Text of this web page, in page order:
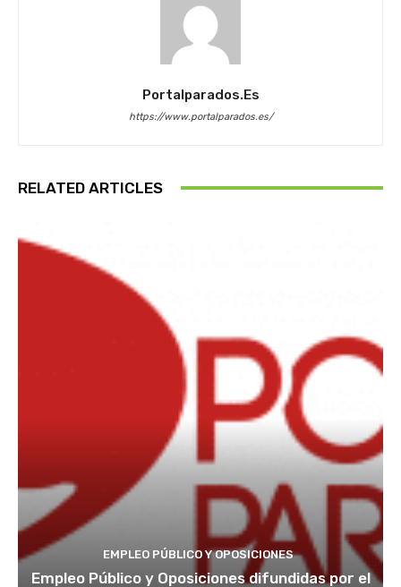
Portalparados.es
https://www.portalparados.es/
RELATED ARTICLES
EMPLEO PÚBLICO Y OPOSICIONES
Empleo Público y Oposiciones difundidas por el